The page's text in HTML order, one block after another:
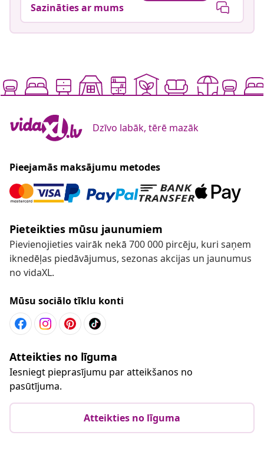
Sazināties ar mums
Dzīvo labāk, tērē mazāk
Pieejamās maksājumu metodes
Pieteikties mūsu jaunumiem
Pievienojieties vairāk nekā 700 000 pircēju, kuri saņem
iknedēļas piedāvājumus, sezonas akcijas un jaunumus
no vidaXL.
Mūsu sociālo tīklu konti
Atteikties no līguma
Iesniegt pieprasījumu par atteikšanos no
pasūtījuma.
Atteikties no līguma